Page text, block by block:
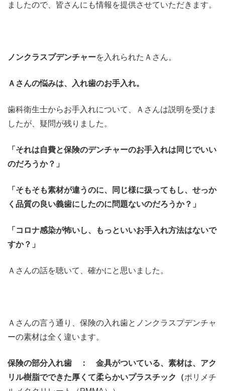
ましたので、皆さんにも情報を提供させていただきます。
ノンクラスプデンチャーを入れられたＡさん。
Ａさんの悩みは、入れ歯のお手入れ。
歯科衛生士からお手入れについて、Ａさんは説明を受けま
したが、疑問が残りました。
「それは自費と保険のデンチャーのお手入れは同じでいい
のだろうか？」
「そもそも素材が違うのに、同じ様に扱ってもし、せっか
く品質の良い義歯にしたのに問題ないのだろうか？」
「コロナ感染が怖いし、もっといいお手入れ方法はないで
すか？」
Ａさんの話を聴いて、確かにと思いました。
Ａさんの言う通り、保険の入れ歯とノンクラスプデンチャ
ーの素材は全く違います。
保険の部分入れ歯 ： 金具がついている、素材は、アク
リル樹脂でできた厚くて柔らかいプラスチック（ポリメチ